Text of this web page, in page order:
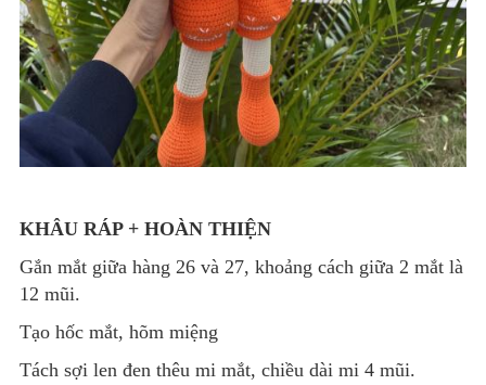
KHÂU RÁP + HOÀN THIỆN
Gắn mắt giữa hàng 26 và 27, khoảng cách giữa 2 mắt là
12 mũi.
Tạo hốc mắt, hõm miệng
Tách sợi len đen thêu mi mắt, chiều dài mi 4 mũi.